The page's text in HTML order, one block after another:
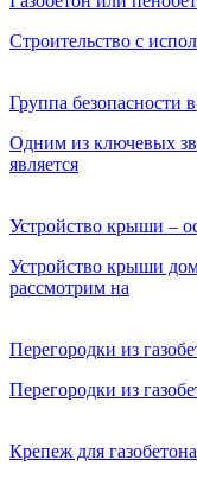
Строительство с
Группа безопасности
Одним из ключевых
является
Устройство крыши –
Устройство крыши
рассмотрим на
Перегородки из
Перегородки из
Крепеж для газобетона